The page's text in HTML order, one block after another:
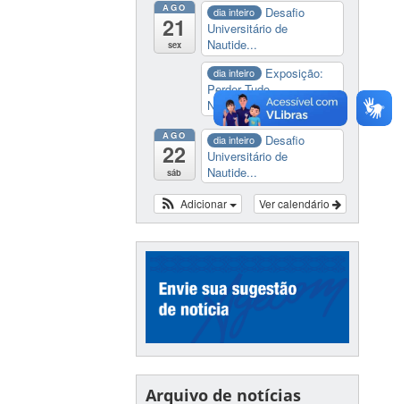
AGO
21
sex
dia inteiro
Desafio
Universitário de
Nautide...
dia inteiro
Exposição:
Perder Tudo.
Novament...
AGO
22
sáb
dia inteiro
Desafio
Universitário de
Nautide...
Ver calendário
Adicionar
Arquivo de notícias